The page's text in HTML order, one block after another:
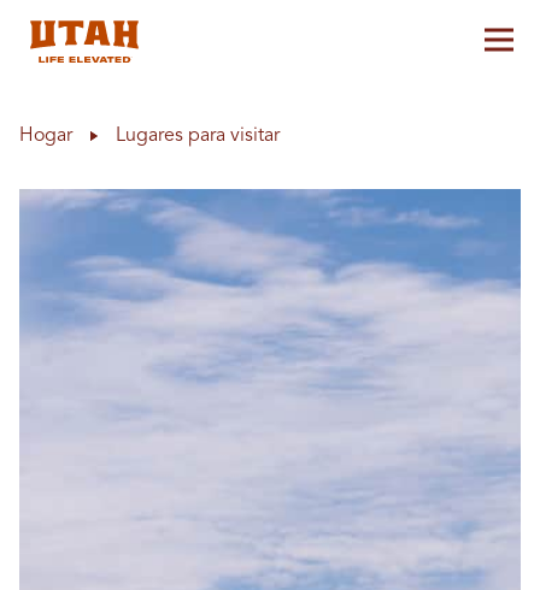
Hogar Lugares para visitar